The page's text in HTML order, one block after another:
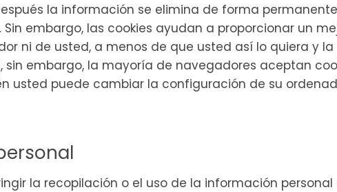
la información se elimina de forma
embargo, las cookies ayudan a proporcionar un
ni de usted, a menos de que usted así lo quiera y
sin embargo, la mayoría de navegadores aceptan
usted puede cambiar la configuración de su
la recopilación o el uso de la información